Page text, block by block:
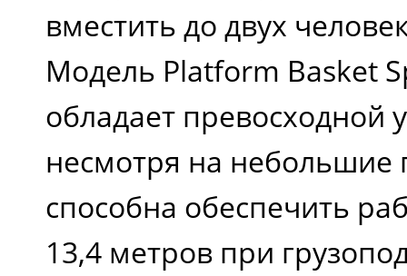
вместить до двух
Модель Platform Basket
обладает превосходной
несмотря на небольшие
способна обеспечить
13,4 метров при